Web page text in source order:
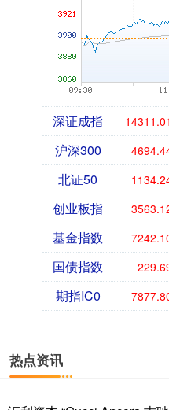
深证成指 14311.01
沪深300
北证50
创业板指
基金指数
国债指数
期指IC0
热点资讯